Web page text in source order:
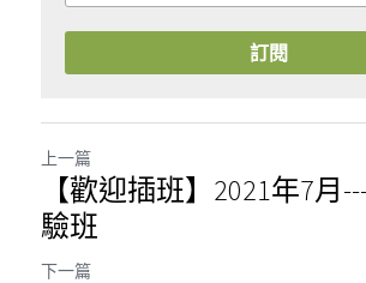
訂閱
上一篇
【歡迎插班】2021年7月
驗班
下一篇